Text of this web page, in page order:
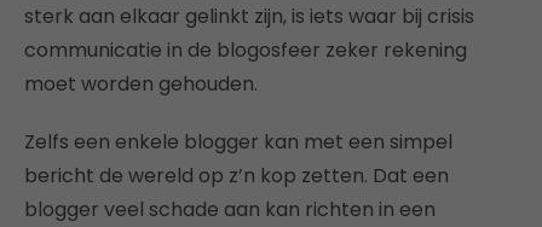
sterk aan elkaar gelinkt zijn, is iets waar bij crisis
communicatie in de blogosfeer zeker rekening
moet worden gehouden.
Zelfs een enkele blogger kan met een simpel
bericht de wereld op z’n kop zetten. Dat een
blogger veel schade aan kan richten in een